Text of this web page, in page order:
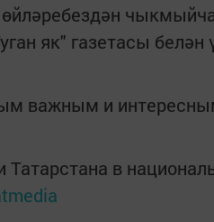
чыкмыйча
як" газетасы
важным и
Татарстана в